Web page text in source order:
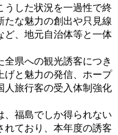
うした状況を一過性で終
たな魅力の創出や只見線
ど、地元自治体等と一体
県への観光誘客につき
げと魅力の発信、ホープ
人旅行客の受入体制強化
福島でしか得られない
れており、本年度の誘客